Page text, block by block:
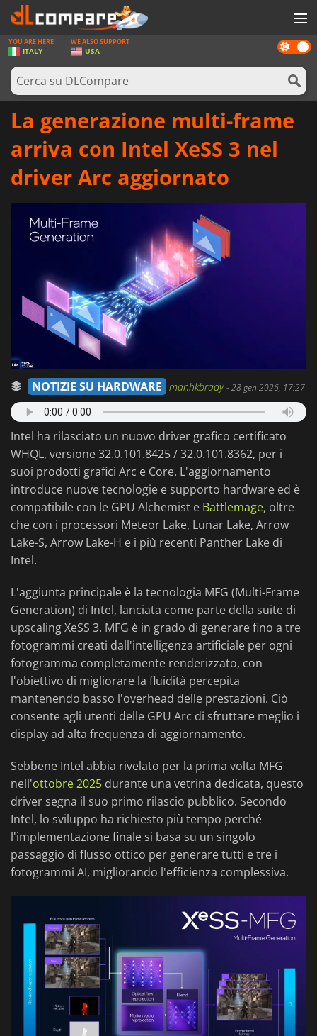
GIOCHI
PREPAGATE
SOFTWARE
REWARDS
ACCEDI O REGISTRATI
Dark
mode
YOU ARE HERE
ITALY
WE ALSO SUPPORT
USA
La generazione multi-frame
arriva con Intel XeSS 3 nel
driver Arc aggiornato
NOTIZIE SU HARDWARE manhkbrady-28 gen 2026, 17:27
Intel ha rilasciato un nuovo driver grafico certificato
WHQL, versione 32.0.101.8425 / 32.0.101.8362, per i
suoi prodotti grafici Arc e Core. L'aggiornamento
introduce nuove tecnologie e supporto hardware ed è
compatibile con le GPU Alchemist e Battlemage, oltre
che con i processori Meteor Lake, Lunar Lake, Arrow
Lake-S, Arrow Lake-H e i più recenti Panther Lake di
Intel.
L'aggiunta principale è la tecnologia MFG (Multi-Frame
Generation) di Intel, lanciata come parte della suite di
upscaling XeSS 3. MFG è in grado di generare fino a tre
fotogrammi creati dall'intelligenza artificiale per ogni
fotogramma completamente renderizzato, con
l'obiettivo di migliorare la fluidità percepita
mantenendo basso l'overhead delle prestazioni. Ciò
consente agli utenti delle GPU Arc di sfruttare meglio i
display ad alta frequenza di aggiornamento.
Sebbene Intel abbia rivelato per la prima volta MFG
nell'ottobre 2025 durante una vetrina dedicata, questo
driver segna il suo primo rilascio pubblico. Secondo
Intel, lo sviluppo ha richiesto più tempo perché
l'implementazione finale si basa su un singolo
passaggio di flusso ottico per generare tutti e tre i
fotogrammi AI, migliorando l'efficienza complessiva.